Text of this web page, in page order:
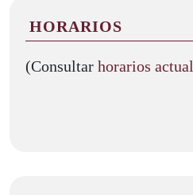
HORARIOS
(Consultar horarios